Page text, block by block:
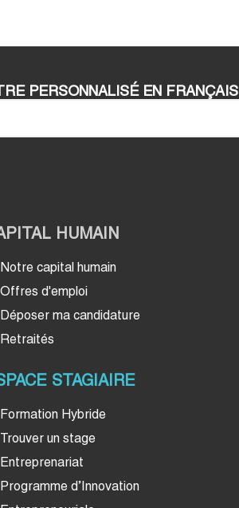
PERSONNALISÉ EN FRANÇAIS
HUMAIN
Notre capital humain
Offres d'emploi
Déposer ma candidature
Retraités
STAGIAIRE
Formation Hybride
Trouver un stage
Entreprenariat
Programme d’Innovation